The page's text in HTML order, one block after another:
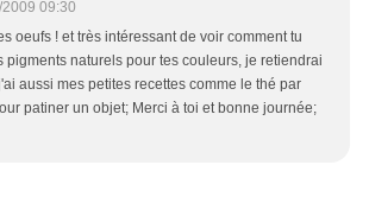
09:30
oeufs ! et très intéressant de voir comment tu
pigments naturels pour tes couleurs, je retiendrai
aussi mes petites recettes comme le thé par
patiner un objet; Merci à toi et bonne journée;